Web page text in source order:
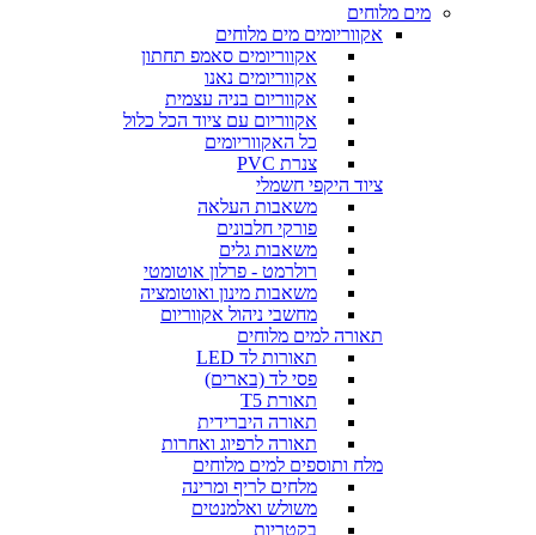
מים מלוחים
אקווריומים מים מלוחים
אקווריומים סאמפ תחתון
אקווריומים נאנו
אקווריום בניה עצמית
אקווריום עם ציוד הכל כלול
כל האקווריומים
צנרת PVC
ציוד היקפי חשמלי
משאבות העלאה
פורקי חלבונים
משאבות גלים
רולרמט - פרלון אוטומטי
משאבות מינון ואוטומציה
מחשבי ניהול אקווריום
תאורה למים מלוחים
תאורות לד LED
פסי לד (בארים)
תאורת T5
תאורה היברידית
תאורה לרפיוג ואחרות
מלח ותוספים למים מלוחים
מלחים לריף ומרינה
משולש ואלמנטים
בקטריות